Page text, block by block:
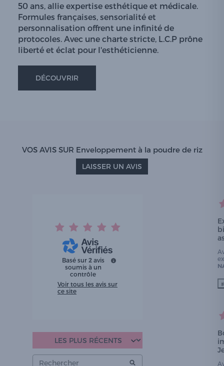
50 ans, allie expertise esthétique et médicale.
Formules françaises, sensorialité et
personnalisation offrent une infinité de
protocoles. Avec une charte stricte, L.C.P prône
liberté et éclat pour l'esthéticienne.
DÉCOUVRIR
VOS AVIS SUR Enveloppement à la poudre de riz
LAISSER UN AVIS
Basé sur 2 avis
soumis à un
contrôle
Voir tous les avis sur
ce site